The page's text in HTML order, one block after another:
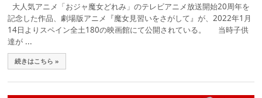
大人気アニメ「おジャ魔女どれみ」のテレビアニメ放送開始20周年を
記念した作品、劇場版アニメ『魔女見習いをさがして』が、2022年1月
14日よりスペイン全土180の映画館にて公開されている。 当時子供
達が ...
続きはこちら »